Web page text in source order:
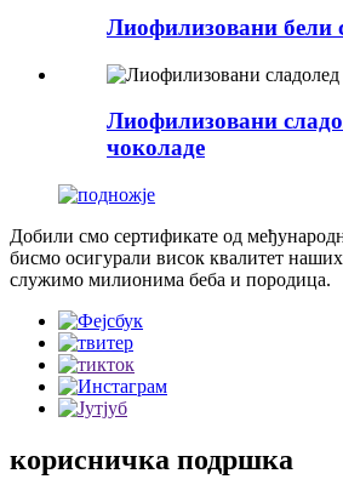
Лиофилизовани бели
Лиофилизовани
чоколаде
Добили смо сертификате од
бисмо осигурали висок квалитет
служимо милионима беба и породица.
корисничка подршка